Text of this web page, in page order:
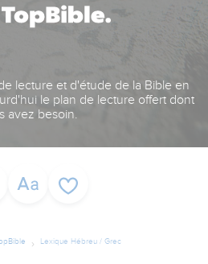
lecture et d'étude de la Bible en
le plan de lecture offert dont
avez besoin.
Lexique Hébreu / Grec